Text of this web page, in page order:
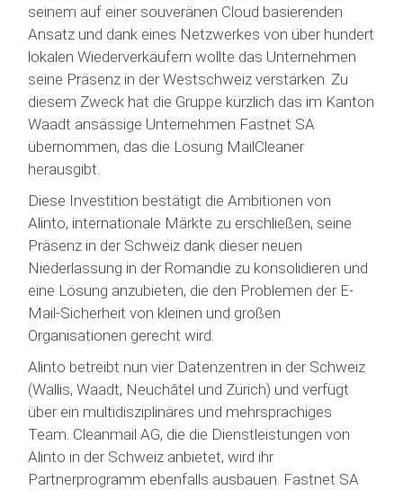
seinem auf einer souveränen Cloud basierenden
Ansatz und dank eines Netzwerkes von über hundert
lokalen Wiederverkäufern wollte das Unternehmen
seine Präsenz in der Westschweiz verstärken. Zu
diesem Zweck hat die Gruppe kürzlich das im Kanton
Waadt ansässige Unternehmen Fastnet SA
übernommen, das die Lösung MailCleaner
herausgibt.
Diese Investition bestätigt die Ambitionen von
Alinto, internationale Märkte zu erschließen, seine
Präsenz in der Schweiz dank dieser neuen
Niederlassung in der Romandie zu konsolidieren und
eine Lösung anzubieten, die den Problemen der E-
Mail-Sicherheit von kleinen und großen
Organisationen gerecht wird.
Alinto betreibt nun vier Datenzentren in der Schweiz
(Wallis, Waadt, Neuchâtel und Zürich) und verfügt
über ein multidisziplinäres und mehrsprachiges
Team. Cleanmail AG, die die Dienstleistungen von
Alinto in der Schweiz anbietet, wird ihr
Partnerprogramm ebenfalls ausbauen. Fastnet SA